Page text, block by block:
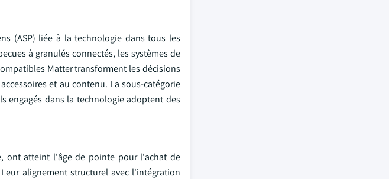
(ASP) liée à la technologie dans tous les
à granulés connectés, les systèmes de
Matter transforment les décisions
et au contenu. La sous-catégorie
engagés dans la technologie adoptent des
ont atteint l'âge de pointe pour l'achat de
alignement structurel avec l'intégration